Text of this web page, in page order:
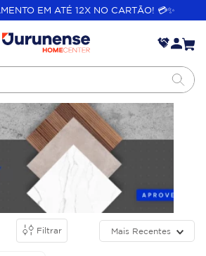
EM ATÉ 12X NO CARTÃO! 💳✨
Filtrar Mais Recentes